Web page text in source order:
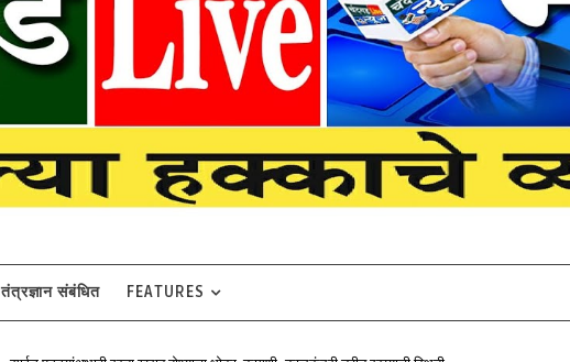
तंत्रज्ञान संबंधित FEATURES